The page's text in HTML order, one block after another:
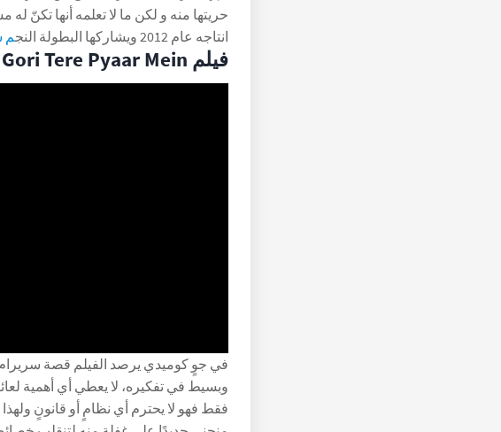
حريتها منه و لكن ما لا تعلمه أنها تكنّ
انتاجه عام 2012 ويشاركها البطولة النج
م
فيلم Gori Tere Pyaar Mein
في جوٍ كوميدي يرصد الفيلم قصة
وبسيط في تفكيره، لا يعطي أي أهمية
فقط فهو لا يحترم أي نظامٍ أو قانونٍ